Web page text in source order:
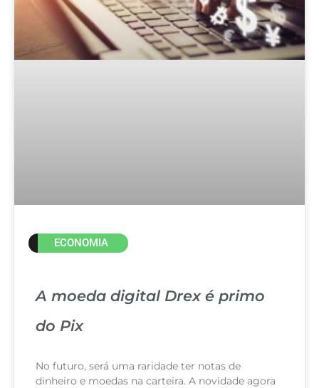
ECONOMIA
A moeda digital Drex é primo
do Pix
No futuro, será uma raridade ter notas de
dinheiro e moedas na carteira. A novidade agora